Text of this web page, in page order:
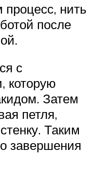
нить
после
с
которую
Затем
петля,
Таким
завершения